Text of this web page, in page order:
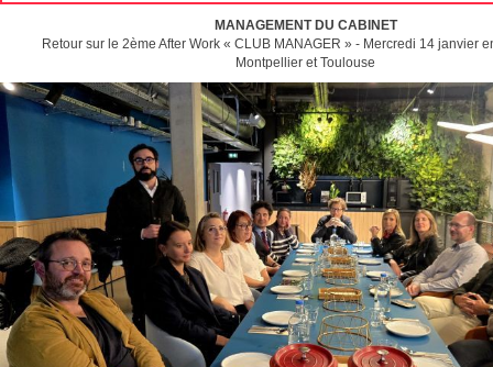
MANAGEMENT DU CABINET
Retour sur le 2ème After Work « CLUB MANAGER » - Mercredi 14 janvier
Montpellier et Toulouse